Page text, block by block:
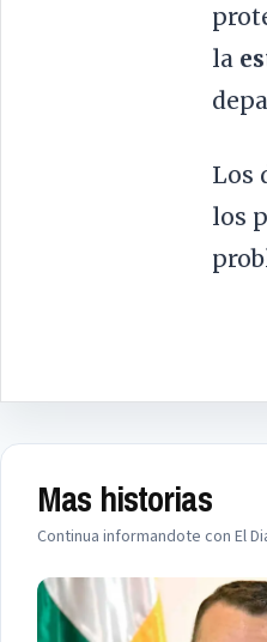
la
Los
los
Mas historias
Continua informandote con El